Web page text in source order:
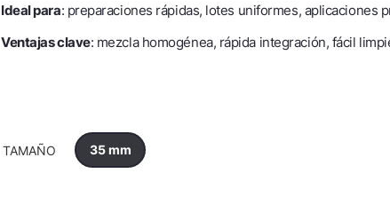
Ideal para: preparaciones rápidas, lotes uniformes, aplicaciones
Ventajas clave: mezcla homogénea, rápida integración, fácil
TAMAÑO 35 mm